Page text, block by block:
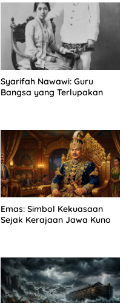
Syarifah Nawawi: Guru
Bangsa yang Terlupakan
Emas: Simbol Kekuasaan
Sejak Kerajaan Jawa Kuno